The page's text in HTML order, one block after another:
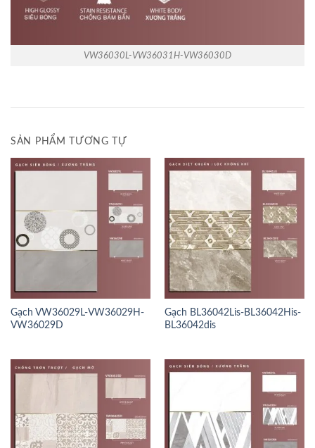
VW36030L-VW36031H-VW36030D
SẢN PHẨM TƯƠNG TỰ
Gạch VW36029L-VW36029H-
VW36029D
Gạch BL36042Lis-BL36042His-
BL36042dis